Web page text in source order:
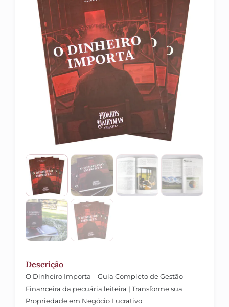
Descrição
O Dinheiro Importa – Guia Completo de Gestão
Financeira da pecuária leiteira | Transforme sua
Propriedade em Negócio Lucrativo